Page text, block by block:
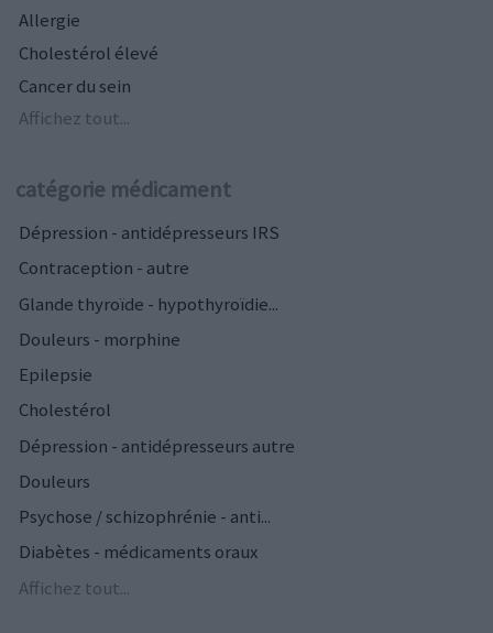
Allergie
Cholestérol élevé
Cancer du sein
Affichez tout...
catégorie médicament
Dépression - antidépresseurs IRS
Contraception - autre
Glande thyroïde - hypothyroïdie...
Douleurs - morphine
Epilepsie
Cholestérol
Dépression - antidépresseurs autre
Douleurs
Psychose / schizophrénie - anti...
Diabètes - médicaments oraux
Affichez tout...